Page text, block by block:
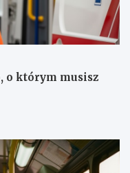
o którym musisz